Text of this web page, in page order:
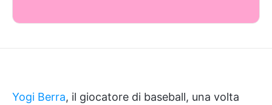
Yogi Berra, il giocatore di baseball, una volta